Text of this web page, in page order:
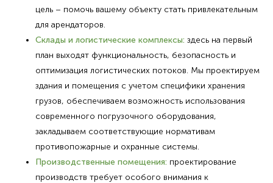
цель – помочь вашему объекту стать привлекательным
для арендаторов.
Склады и логистические комплексы: здесь на первый
план выходят функциональность, безопасность и
оптимизация логистических потоков. Мы проектируем
здания и помещения с учетом специфики хранения
грузов, обеспечиваем возможность использования
современного погрузочного оборудования,
закладываем соответствующие нормативам
противопожарные и охранные системы.
Производственные помещения: проектирование
производств требует особого внимания к